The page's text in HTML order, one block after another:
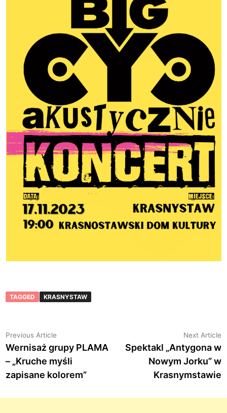
TAGGED KRASNYSTAW
Nawigacja
wpisu
Previous Article
article:
Wernisaż grupy PLAMA
– „Kruche myśli
zapisane kolorem”
Next Article
Spektakl „Antygona w
Nowym Jorku” w
Krasnymstawie